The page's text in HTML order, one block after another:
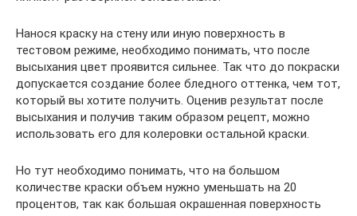
Нанося краску на стену или иную поверхность в
тестовом режиме, необходимо понимать, что после
высыхания цвет проявится сильнее. Так что до покраски
допускается создание более бледного оттенка, чем тот,
который вы хотите получить. Оценив результат после
высыхания и получив таким образом рецепт, можно
использовать его для колеровки остальной краски.
Но тут необходимо понимать, что на большом
количестве краски объем нужно уменьшать на 20
процентов, так как большая окрашенная поверхность